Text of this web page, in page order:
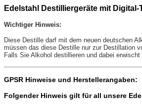
Edelstahl Destilliergeräte mit Digital-
Wichtiger Hinweis:
Diese Destille darf mit dem neuen deutschen
müssen das diese Destille nur zur Destillation
Falls Sie Alkohol destillieren und dabei
GPSR Hinweise und Herstellerangaben:
Folgender Hinweis gilt für all unsere